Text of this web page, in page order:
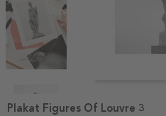
1
Plakat Figures Of Louvre 3